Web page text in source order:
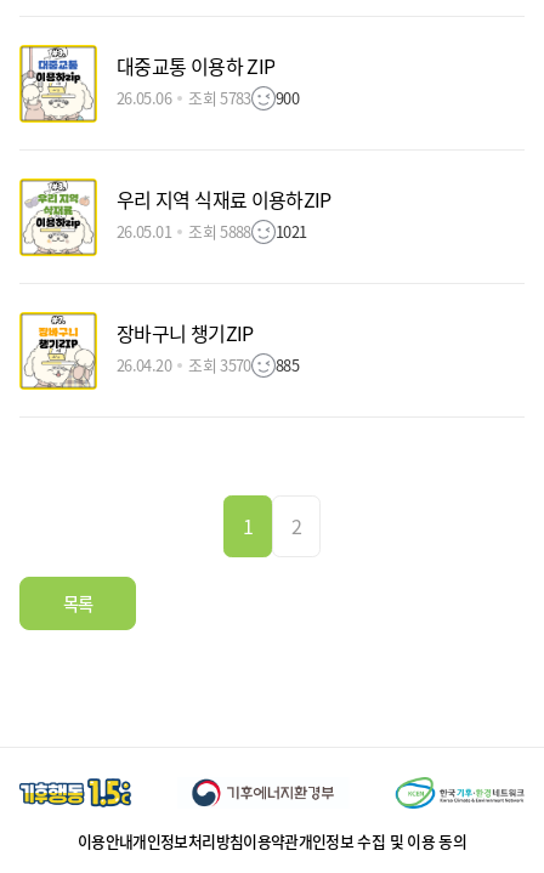
대중교통 이용하 ZIP
26.05.06 조회 5783 900
우리 지역 식재료 이용하ZIP
26.05.01 조회 5888 1021
장바구니 챙기ZIP
26.04.20 조회 3570 885
1 2
목록
이용안내개인정보처리방침이용약관개인정보 수집 및 이용 동의